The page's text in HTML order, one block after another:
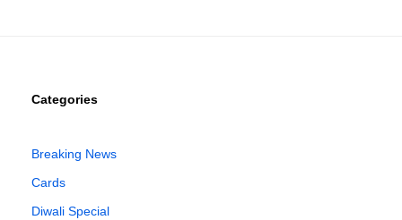
Categories
Breaking News
Cards
Diwali Special